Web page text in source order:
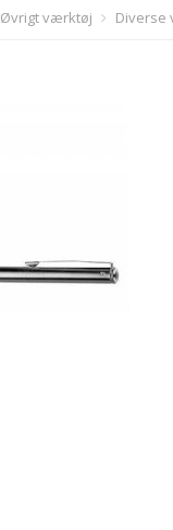
Øvrigt værktøj Diverse